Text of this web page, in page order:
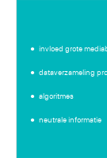
invloed grote
dataverzameling
algoritmes
neutrale informatie